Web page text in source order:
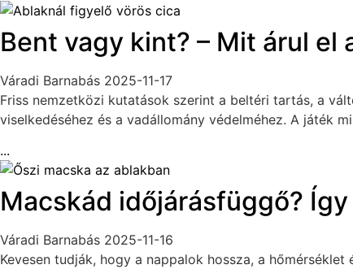
Bent vagy kint? – Mit árul el
Váradi Barnabás 2025-11-17
Friss nemzetközi kutatások szerint a beltéri tartás, a
viselkedéséhez és a vadállomány védelméhez. A játék
...
Macskád időjárásfüggő?
Váradi Barnabás 2025-11-16
Kevesen tudják, hogy a nappalok hossza, a